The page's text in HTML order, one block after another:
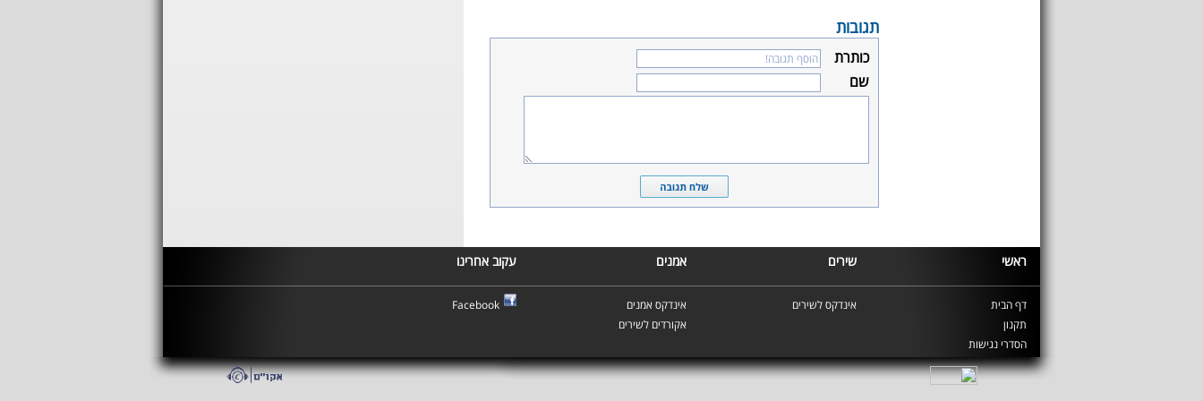
תגובות
כותרת
שם
ראשי שירים אמנים עקוב אחרינו
דף הבית
תקנון
הסדרי נגישות
אינדקס לשירים
אינדקס אמנים
אקורדים לשירים
Facebook